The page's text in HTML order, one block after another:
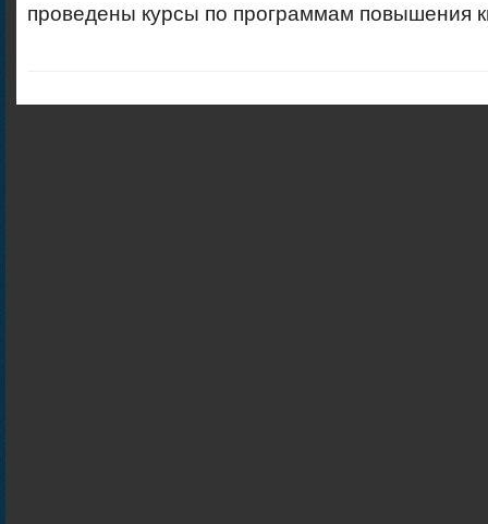
проведены курсы по программам повышения